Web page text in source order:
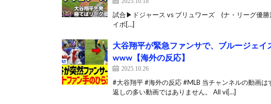
試合▶ドジャース vs ブリュワーズ (ナ・リーグ優
イボ[…]
大谷翔平が緊急ファンサで、ブルージェ
www【海外の反応】
2025.10.26
#大谷翔平 #海外の反応 #MLB 当チャンネルの動画
返しの多い動画ではありません。 All vi[…]